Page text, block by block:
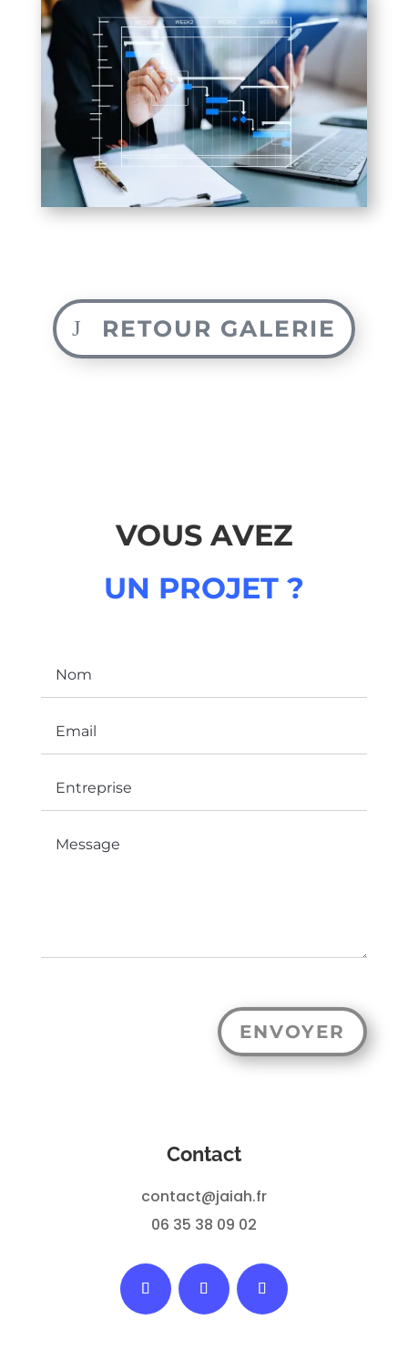
RETOUR GALERIE
VOUS AVEZ
UN PROJET ?
ENVOYER
Contact
contact@jaiah.fr
06 35 38 09 02